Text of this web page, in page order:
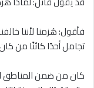
فأقول: هُزمنا لأننا
تجامل أحدًا كائنًا من
كان من ضمن المناطق